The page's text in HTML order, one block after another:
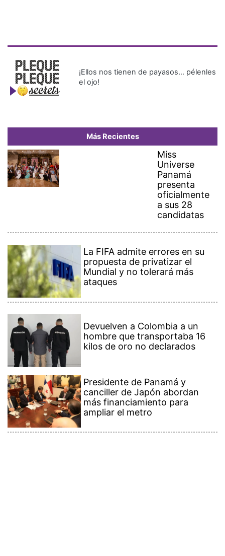
¡Ellos nos tienen de payasos… pélenles
el ojo!
Más Recientes
Miss
Universe
Panamá
presenta
oficialmente
a sus 28
candidatas
La FIFA admite errores en su
propuesta de privatizar el
Mundial y no tolerará más
ataques
Devuelven a Colombia a un
hombre que transportaba 16
kilos de oro no declarados
Presidente de Panamá y
canciller de Japón abordan
más financiamiento para
ampliar el metro